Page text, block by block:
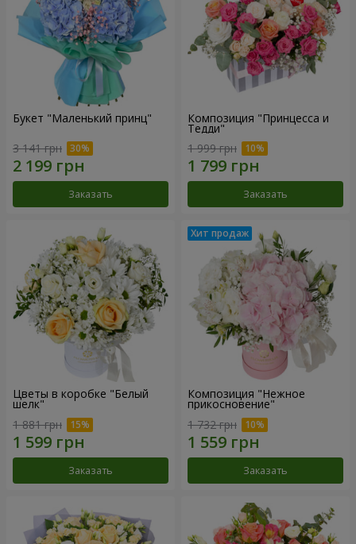
Букет "Маленький принц"
3 141 грн
Заказать
Композиция "Принцесса и
Тедди"
1 999 грн
Заказать
Цветы в коробке "Белый
шелк"
1 881 грн
Заказать
Композиция "Нежное
прикосновение"
1 732 грн
Заказать